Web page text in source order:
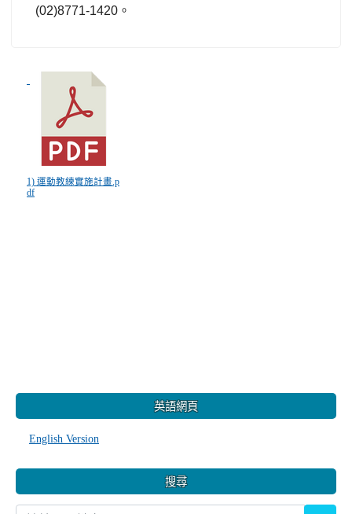
(02)8771-1420 。
1) 運動教練實施計畫.p
df
英語網頁
English Version
搜尋